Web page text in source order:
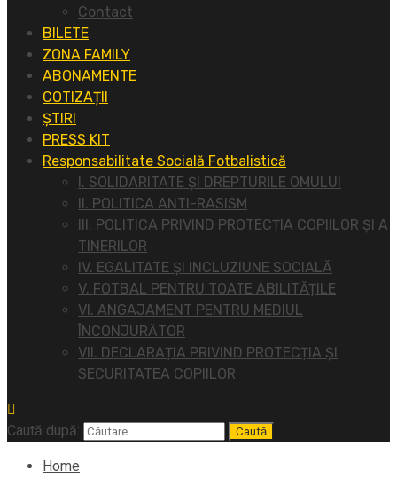
Contact
BILETE
ZONA FAMILY
ABONAMENTE
COTIZAȚII
ȘTIRI
PRESS KIT
Responsabilitate Socială Fotbalistică
I. SOLIDARITATE ȘI DREPTURILE OMULUI
II. POLITICA ANTI-RASISM
III. POLITICA PRIVIND PROTECȚIA COPIILOR ȘI A
TINERILOR
IV. EGALITATE ȘI INCLUZIUNE SOCIALĂ
V. FOTBAL PENTRU TOATE ABILITĂȚILE
VI. ANGAJAMENT PENTRU MEDIUL
ÎNCONJURĂTOR
VII. DECLARAȚIA PRIVIND PROTECȚIA ȘI
SECURITATEA COPIILOR
Caută după:
Home